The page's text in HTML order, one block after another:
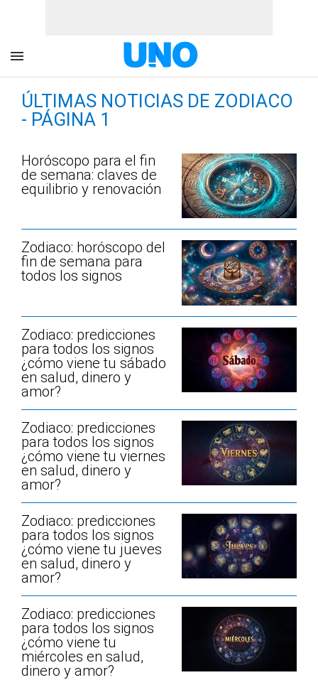
ÚLTIMAS NOTICIAS DE ZODIACO
- PÁGINA 1
Horóscopo para el fin
de semana: claves de
equilibrio y renovación
Zodiaco: horóscopo del
fin de semana para
todos los signos
Zodiaco: predicciones
para todos los signos
¿cómo viene tu sábado
en salud, dinero y
amor?
Zodiaco: predicciones
para todos los signos
¿cómo viene tu viernes
en salud, dinero y
amor?
Zodiaco: predicciones
para todos los signos
¿cómo viene tu jueves
en salud, dinero y
amor?
Zodiaco: predicciones
para todos los signos
¿cómo viene tu
miércoles en salud,
dinero y amor?